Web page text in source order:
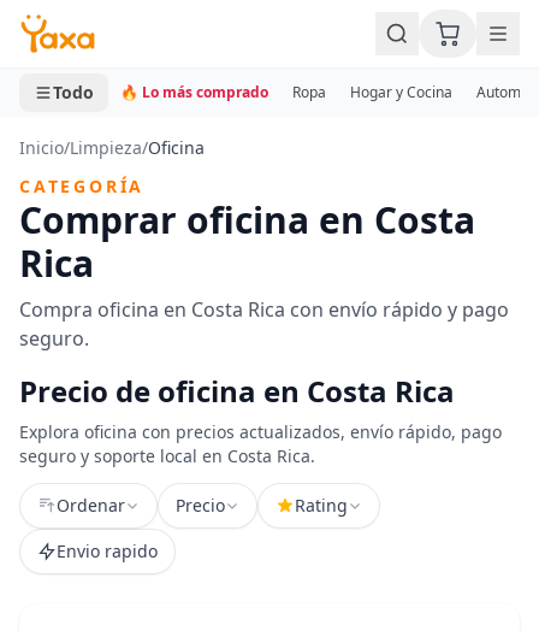
MINI CARRITO
0 productos
Todo 🔥 Lo más comprado Ropa Hogar y Cocina
Inicio/Limpieza/Oficina
CATEGORÍA
Comprar oficina en Costa
Rica
Compra oficina en Costa Rica con envío rápido y pago
seguro.
Precio de oficina en Costa Rica
Explora oficina con precios actualizados, envío rápido, pago
seguro y soporte local en Costa Rica.
Ordenar Precio
Rating
Envio rapido